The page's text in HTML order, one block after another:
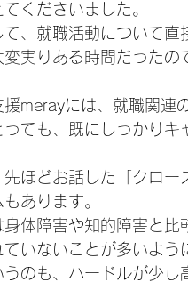
くださいました。
て、就職活動について
変実りある時間だったの
援merayには、就職関連
っても、既にしっかり
先ほどお話した「クロ
あります。
身体障害や知的障害と
ていないことが多いよ
のも、ハードルが少し